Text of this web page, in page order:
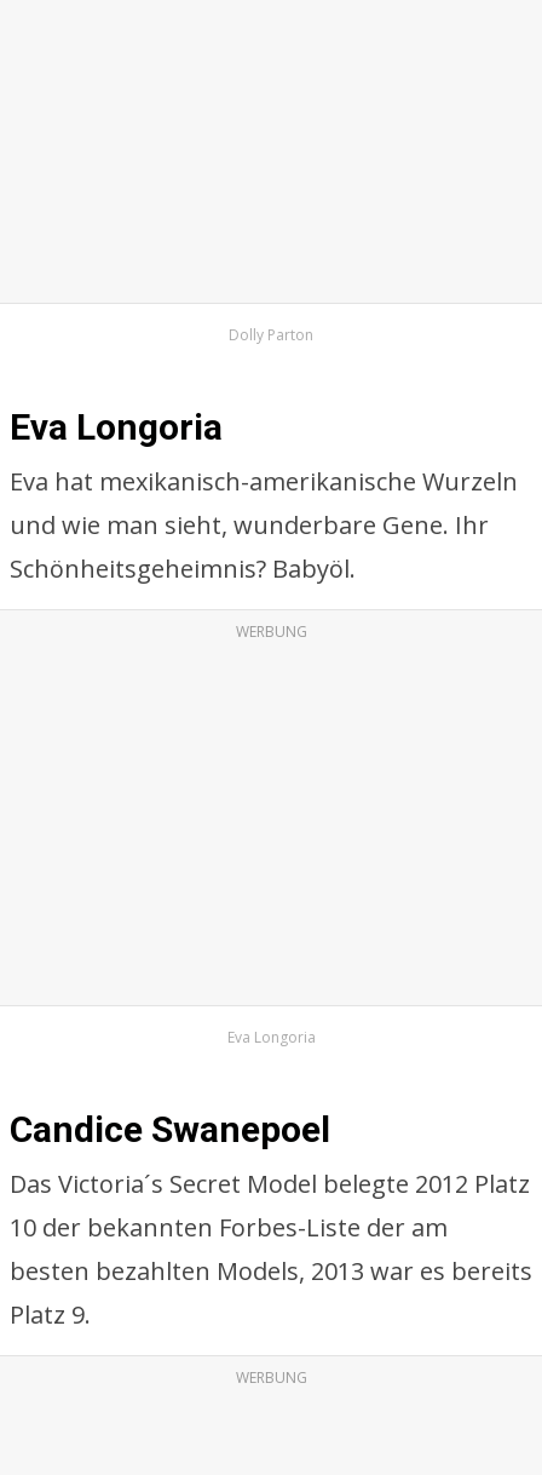
Dolly Parton
Eva Longoria
Eva hat mexikanisch-amerikanische Wurzeln
und wie man sieht, wunderbare Gene. Ihr
Schönheitsgeheimnis? Babyöl.
WERBUNG
Eva Longoria
Candice Swanepoel
Das Victoria´s Secret Model belegte 2012 Platz
10 der bekannten Forbes-Liste der am
besten bezahlten Models, 2013 war es bereits
Platz 9.
WERBUNG